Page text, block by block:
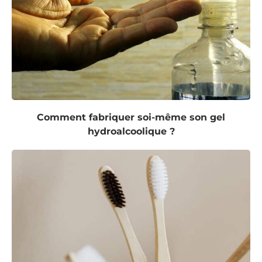
Comment fabriquer soi-même son gel
hydroalcoolique ?